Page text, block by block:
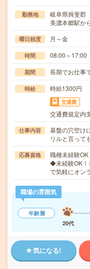
勤務地
岐阜県揖斐郡
美濃本郷駅か
曜日頻度 月～金
時間 08:00～17:00
期間 長期でお仕事
時給 時給1300円
交通費
交通費規定内
仕事内容
基盤の穴空け
リルと言って
応募資格
職種未経験
◆未経験OK！
で気軽にオン
職場の雰囲気
年齢層
20代
気になる!